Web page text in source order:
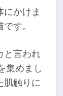
かけま
す。
と言われ
集めまし
肌触りに